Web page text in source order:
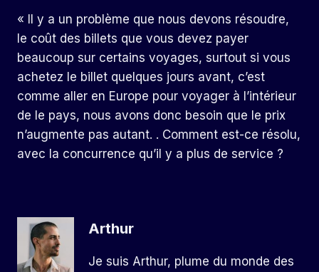
« Il y a un problème que nous devons résoudre,
le coût des billets que vous devez payer
beaucoup sur certains voyages, surtout si vous
achetez le billet quelques jours avant, c’est
comme aller en Europe pour voyager à l’intérieur
de le pays, nous avons donc besoin que le prix
n’augmente pas autant. . Comment est-ce résolu,
avec la concurrence qu’il y a plus de service ?
Arthur
Je suis Arthur, plume du monde des